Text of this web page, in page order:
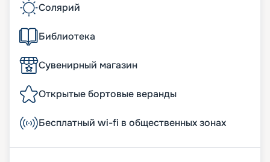
Солярий
Библиотека
Сувенирный магазин
Открытые бортовые веранды
Бесплатный wi-fi в общественных зонах